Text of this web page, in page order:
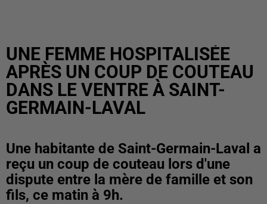
UNE FEMME HOSPITALISÉE
APRÈS UN COUP DE COUTEAU
DANS LE VENTRE À SAINT-
GERMAIN-LAVAL
Une habitante de Saint-Germain-Laval a
reçu un coup de couteau lors d'une
dispute entre la mère de famille et son
fils, ce matin à 9h.